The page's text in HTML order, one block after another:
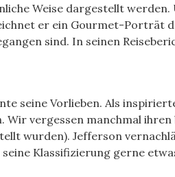
Weise dargestellt
er ein Gourmet-Porträt
sind. In seinen
seine Vorlieben. Als
vergessen manchmal
wurden). Jefferson
Klassifizierung gerne